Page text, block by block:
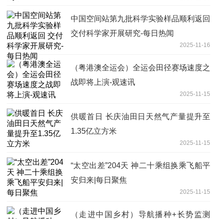
中国空间站第九批科学实验样品顺利返回
交付科学家开展研究-每日热闻
2025-11-16
（粤港澳全运会）全运会田径赛场速度之
战即将上演-观速讯
2025-11-15
供暖首日 长庆油田日天然气产量提升至
1.35亿立方米
2025-11-15
“太空出差”204天 神二十乘组换乘飞船平
安归来|每日聚焦
2025-11-15
（走进中国乡村）导航播种+长势监测